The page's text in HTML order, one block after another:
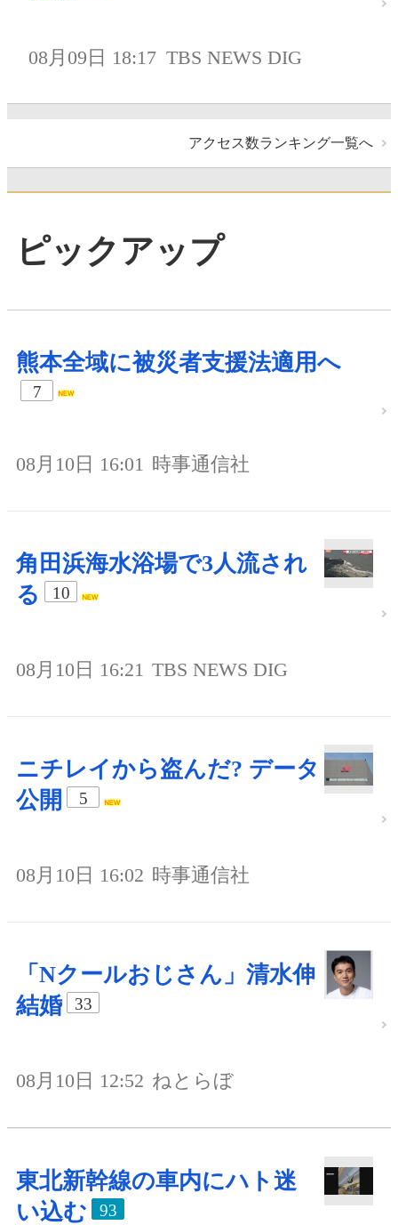
08月09日 18:17 TBS NEWS DIG
アクセス数ランキング一覧へ
ピックアップ
熊本全域に被災者支援法適用へ
7
08月10日 16:01 時事通信社
角田浜海水浴場で3人流され
る
10
08月10日 16:21 TBS NEWS DIG
ニチレイから盗んだ? データ
公開
5
08月10日 16:02 時事通信社
「Nクールおじさん」清水伸
結婚
33
08月10日 12:52 ねとらぼ
東北新幹線の車内にハト迷
い込む
93